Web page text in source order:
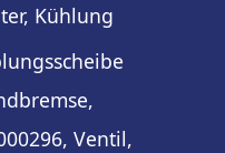
Kühlung
Ventil,